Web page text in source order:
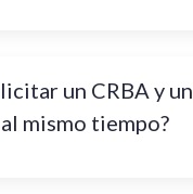
un CRBA y un
mismo tiempo?